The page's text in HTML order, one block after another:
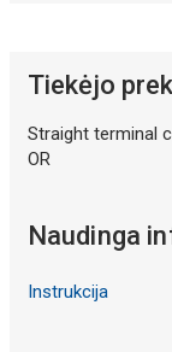
Tiekėjo
Straight terminal
OR
Naudinga
Instrukcija